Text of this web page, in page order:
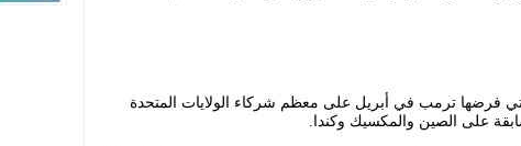
فرضها ترمب في أبريل على معظم شركاء الولايات المتحدة
على الصين والمكسيك وكندا.